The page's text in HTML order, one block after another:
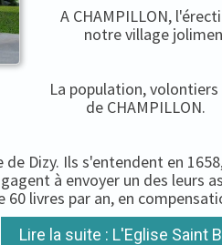
A CHAMPILLON,
notre village
La population,
de CHAMPILLON.
Dizy. Ils s'entendent en
à envoyer un des leurs
livres par an, en
Lire la suite : L'Eglise Saint